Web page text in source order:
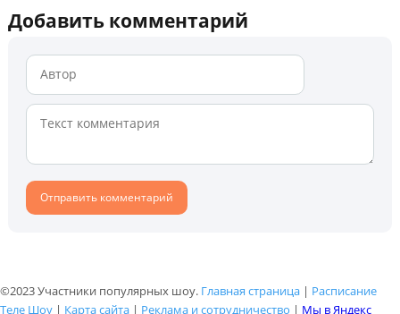
Добавить комментарий
©2023 Участники популярных шоу. Главная страница | Расписание
Теле Шоу | Карта сайта | Реклама и сотрудничество | Мы в Яндекс